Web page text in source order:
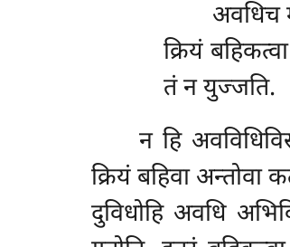
अवधिच
क्रियं
तं न युज्जति.
न हि
क्रियं बहिवा अन्तोवा
दुविधोहि अवधि